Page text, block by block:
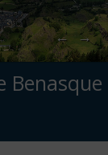
← →
Benasque